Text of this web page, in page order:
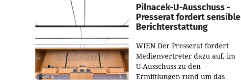
Pilnacek-U-Ausschuss -
Presserat fordert sensible
Berichterstattung
WIEN Der Presserat fordert
Medienvertreter dazu auf, im
U-Ausschuss zu den
Ermittlungen rund um das